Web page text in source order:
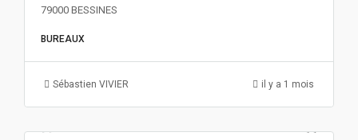
79000 BESSINES
BUREAUX
Sébastien VIVIER il y a 1 mois
120€ m²/an HT HC